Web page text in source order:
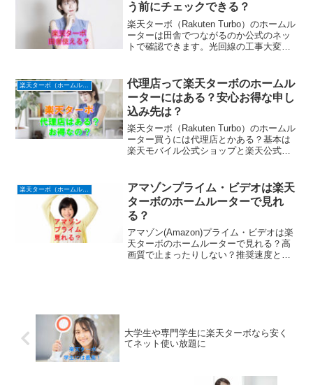
う前にチェックできる？
楽天ターボ（Rakuten Turbo）のホームル
ーターは田舎でつながるのか公式のネッ
トで確認できます。光回線の工事大変な
す。スマホや携帯が繋がるところならOK
です。
代理店って楽天ターボのホームル
ーターにはある？安心お得な申し
込み先は？
楽天ターボ（Rakuten Turbo）のホームル
ーター買うには代理店とかある？基本は
楽天モバイル公式ショップと楽天公式ネ
楽天ターボ（ホームルーター）
アマゾンプライム・ビデオは楽天
ターボのホームルーターで見れ
る？
アマゾン(Amazon)プライム・ビデオは楽
天ターボのホームルーターで見れる？高
画質で止まったりしない？推奨速度と回
大学生や専門学生に楽天ターボなら安く
てネット使い放題に